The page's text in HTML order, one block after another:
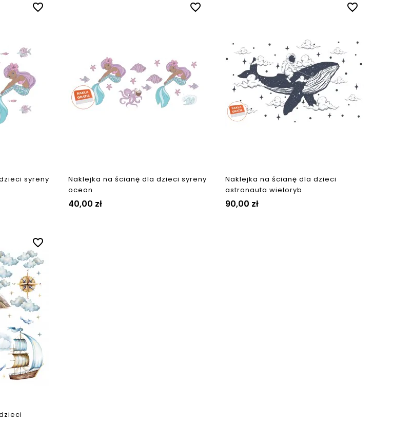
favorite_border
syreny
favorite_border
Naklejka na ścianę dla dzieci syreny
ocean
40,00 zł
favorite_border
Naklejka na ścianę dla dzieci
astronauta wieloryb
90,00 zł
favorite_border